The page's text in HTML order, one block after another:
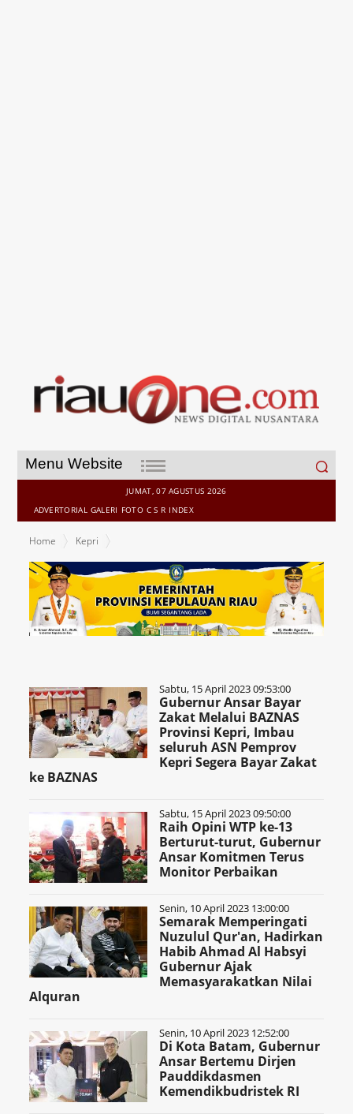
Menu Website
Search
for:
JUMAT, 07 AGUSTUS 2026
ADVERTORIAL GALERI FOTO C S R INDEX
Home Kepri
Sabtu, 15 April 2023 09:53:00
Gubernur Ansar Bayar
Zakat Melalui BAZNAS
Provinsi Kepri, Imbau
seluruh ASN Pemprov
Kepri Segera Bayar Zakat
ke BAZNAS
Sabtu, 15 April 2023 09:50:00
Raih Opini WTP ke-13
Berturut-turut, Gubernur
Ansar Komitmen Terus
Monitor Perbaikan
Senin, 10 April 2023 13:00:00
Semarak Memperingati
Nuzulul Qur'an, Hadirkan
Habib Ahmad Al Habsyi
Gubernur Ajak
Memasyarakatkan Nilai
Alquran
Senin, 10 April 2023 12:52:00
Di Kota Batam, Gubernur
Ansar Bertemu Dirjen
Pauddikdasmen
Kemendikbudristek RI